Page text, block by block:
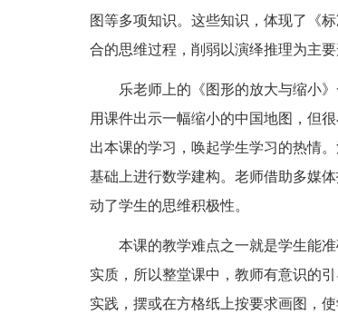
图等多项知识。这些知识，体现了《
合的思维过程，削弱以演绎推理为主要
乐老师上的《图形的放大与缩小》
用课件出示一幅缩小的中国地图，但
出本课的学习，唤起学生学习的热情
基础上进行数学建构。老师借助多媒
动了学生的思维积极性。
本课的教学难点之一就是学生能准
实质，所以整堂课中，教师有意识的
实践，摆或在方格纸上按要求画图，